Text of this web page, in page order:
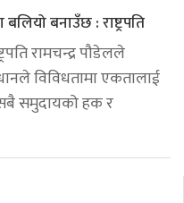
बनाउँछ : राष्ट्रपति
रामचन्द्र पौडेलले
विविधतामा एकतालाई
समुदायको हक र